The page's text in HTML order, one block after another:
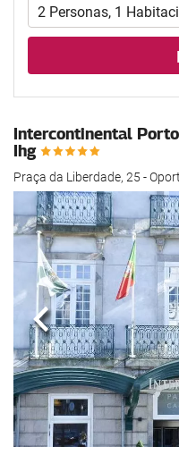
búsqueda
de
para
realizar
2 Personas, 1
Intercontinental
Ihg
Praça da Liberdade, 25 -
Anterior